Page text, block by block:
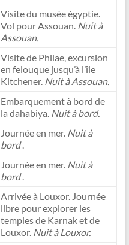
Visite du musée égyptie.
Vol pour Assouan. Nuit à
Assouan.
Visite de Philae, excursion
en felouque jusqu’à l’île
Kitchener. Nuit à Assouan.
Embarquement à bord de
la dahabiya. Nuit à bord.
Journée en mer. Nuit à
bord.
Journée en mer. Nuit à
bord.
Arrivée à Louxor. Journée
libre pour explorer les
temples de Karnak et de
Louxor. Nuit à Louxor.